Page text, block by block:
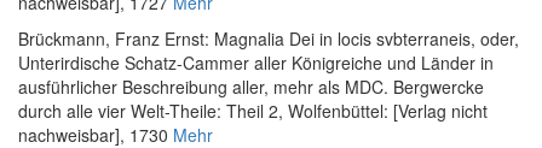
Brückmann, Franz Ernst: Magnalia Dei in locis svbterraneis, oder,
Unterirdische Schatz-Cammer aller Königreiche und Länder in
ausführlicher Beschreibung aller, mehr als MDC. Bergwercke
durch alle vier Welt-Theile: Theil 2, Wolfenbüttel: [Verlag nicht
nachweisbar], 1730 Mehr